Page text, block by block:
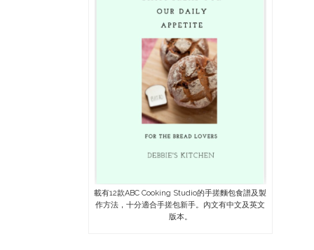
載有12款ABC Cooking Studio的手搓麵包食譜及製
作方法，十分適合手搓包新手。內文有中文及英文
版本。